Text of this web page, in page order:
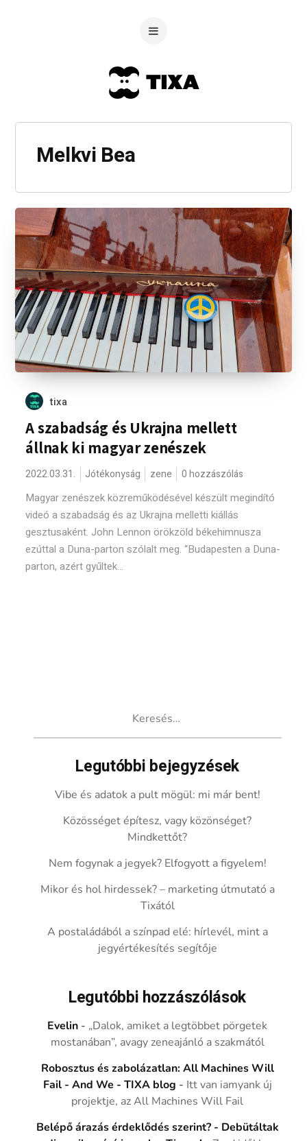
Melkvi Bea
tixa
A szabadság és Ukrajna mellett
állnak ki magyar zenészek
2022.03.31. Jótékonyság zene 0 hozzászólás
Magyar zenészek közreműködésével készült megindító
videó a szabadság és az Ukrajna melletti kiállás
gesztusaként. John Lennon örökzöld békehimnusza
ezúttal a Duna-parton szólalt meg. “Budapesten a Duna-
parton, azért gyűltek...
Legutóbbi bejegyzések
Vibe és adatok a pult mögül: mi már bent!
Közösséget építesz, vagy közönséget?
Mindkettőt?
Nem fogynak a jegyek? Elfogyott a figyelem!
Mikor és hol hirdessek? – marketing útmutató a
Tixától
A postaládából a színpad elé: hírlevél, mint a
jegyértékesítés segítője
Legutóbbi hozzászólások
Evelin - „Dalok, amiket a legtöbbet pörgetek
mostanában”, avagy zeneajánló a szakmától
Robosztus és zabolázatlan: All Machines Will
Fail - And We - TIXA blog - Itt van iamyank új
projektje, az All Machines Will Fail
Belépő árazás érdeklődés szerint? - Debütáltak